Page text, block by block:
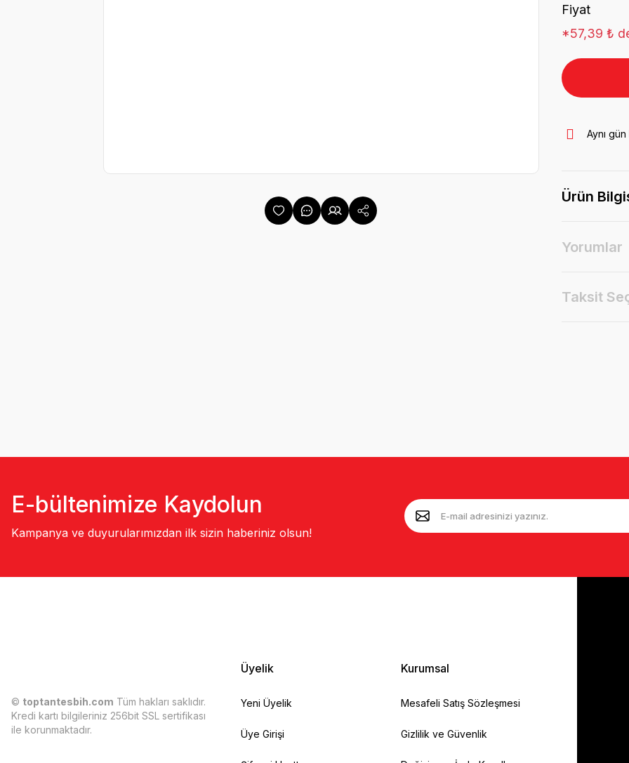
Fiyat
*57,39 ₺
Aynı
Ürün
Yorumlar
Taksit
E-bültenimize Kaydolun
Kampanya ve duyurularımızdan ilk sizin haberiniz olsun!
© toptantesbih.com Tüm hakları saklıdır.
Kredi kartı bilgileriniz 256bit SSL sertifikası
ile korunmaktadır.
Üyelik
Yeni Üyelik
Üye Girişi
Kurumsal
Mesafeli Satış Sözleşmesi
Gizlilik ve Güvenlik